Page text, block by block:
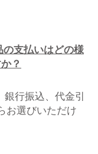
の支払いはどの様
？
銀行振込、代金引
お選びいただけ